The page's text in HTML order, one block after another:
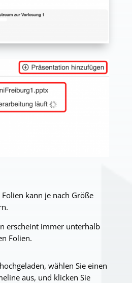
kann je nach Größe
erscheint immer unterhalb
Folien.
wählen Sie einen
aus, und klicken Sie